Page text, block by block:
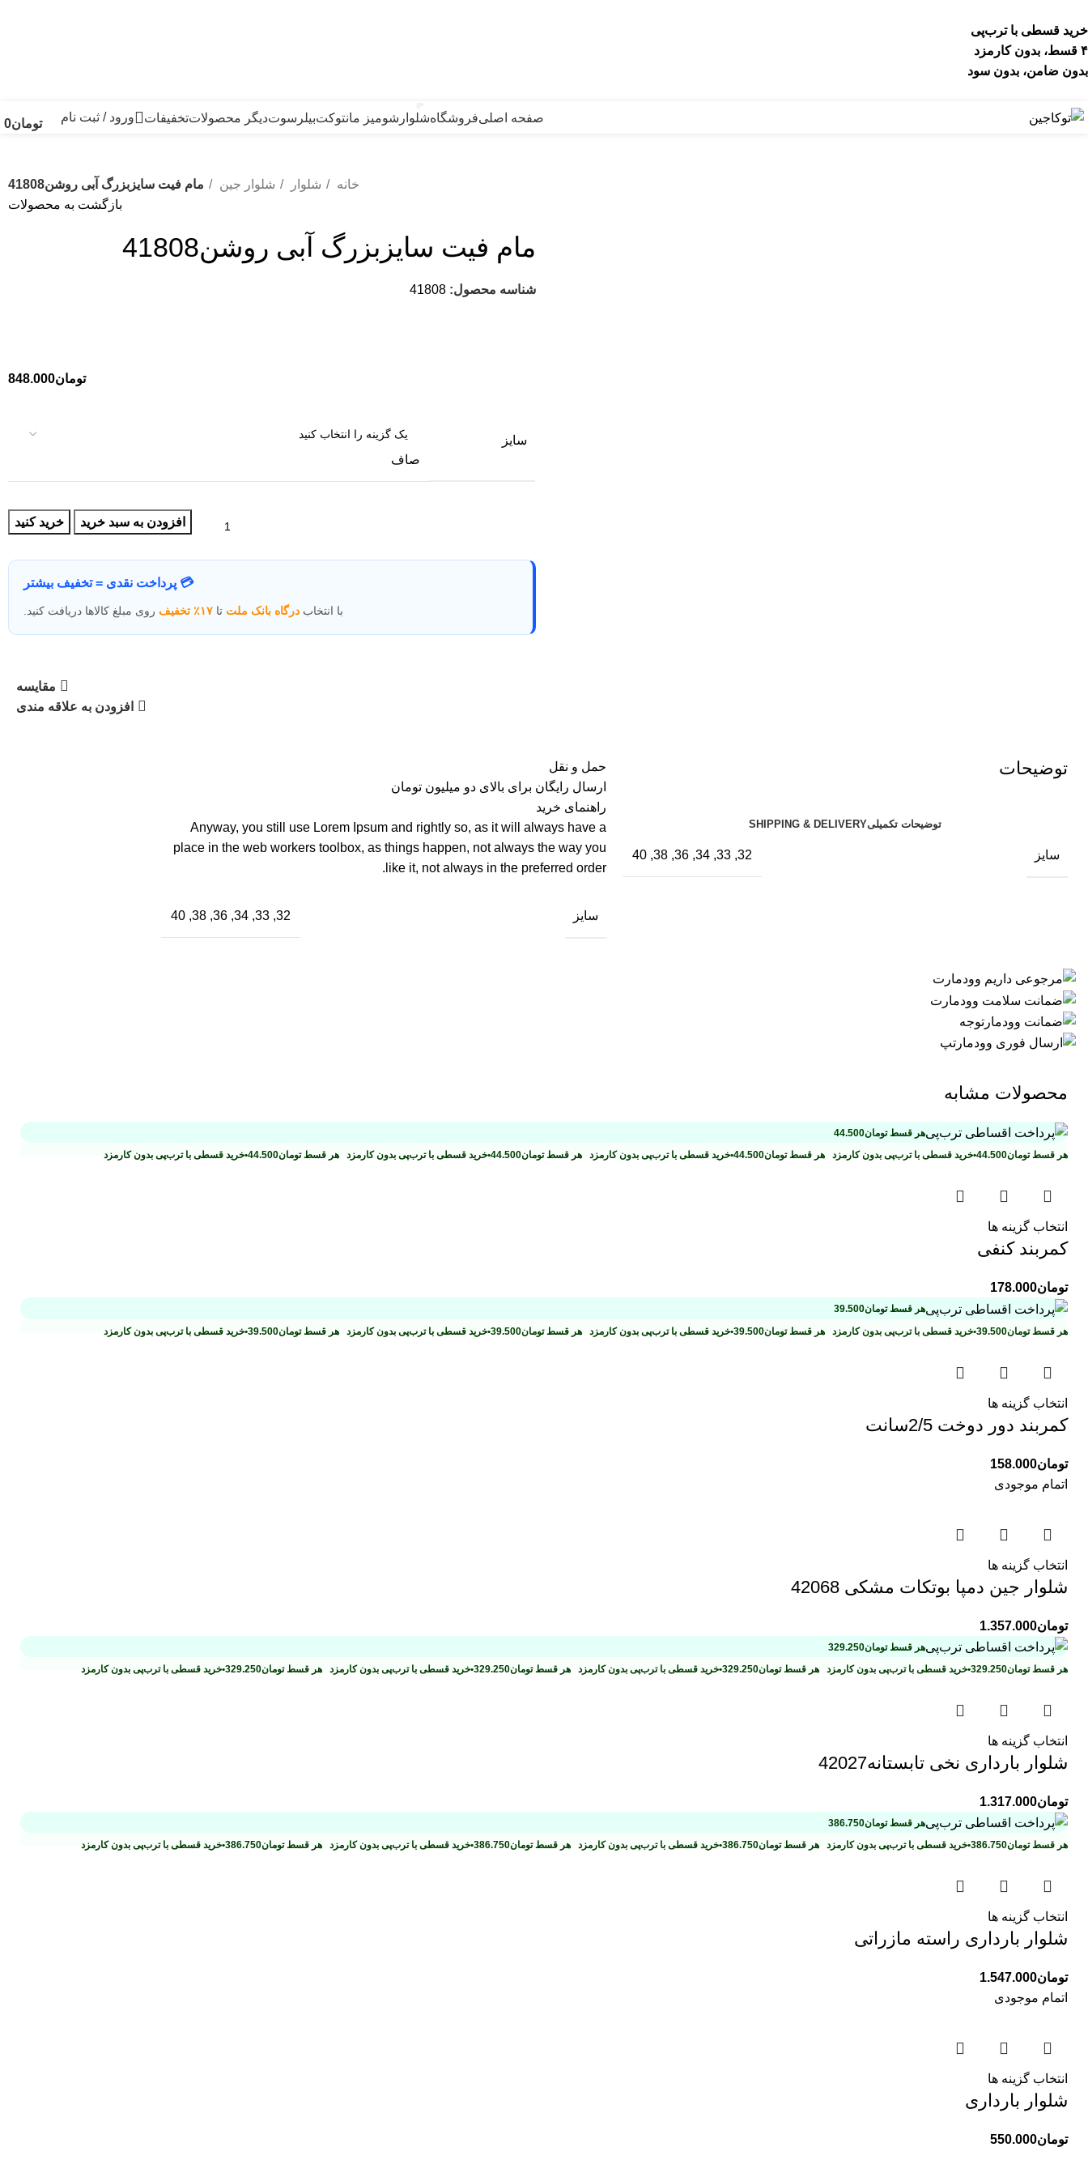
خرید قسطی با ترب‌پی
۴ قسط، بدون کارمزد
بدون ضامن، بدون سود
صفحه اصلیفروشگاهشلوار شومیز مانتوکتبیلرسوتدیگر محصولاتتخفیفات ورود / ثبت نام تومان0
خانه شلوار شلوار جین
مام فیت سایزبزرگ آبی روشن41808
بازگشت به محصولات
مام فیت سایزبزرگ آبی روشن41808
شناسه محصول: 41808
تومان848.000
سایز
صاف
افزودن به سبد خرید خرید کنید
💳 پرداخت نقدی = تخفیف بیشتر
با انتخاب درگاه بانک ملت تا ۱۷٪ تخفیف روی مبلغ کالاها دریافت کنید.
مقایسه
افزودن به علاقه مندی
توضیحات
توضیحات تکمیلیSHIPPING & DELIVERY
سایز 32, 33, 34, 36, 38, 40
حمل و نقل
ارسال رایگان برای بالای دو میلیون تومان
راهنمای خرید
Anyway, you still use Lorem Ipsum and rightly so, as it will always have a
place in the web workers toolbox, as things happen, not always the way you
like it, not always in the preferred order.
سایز 32, 33, 34, 36, 38, 40
محصولات مشابه
هر قسطتومان44.500
هر قسطتومان44.500
•خرید قسطی با ترب‌پی بدون کارمزد هر قسطتومان44.500
•خرید قسطی با ترب‌پی بدون کارمزد هر قسطتومان44.500
•خرید قسطی با ترب‌پی بدون کارمزد هر قسطتومان44.500
•خرید قسطی با ترب‌پی بدون کارمزد
انتخاب گزینه ها
کمربند کنفی
تومان178.000
هر قسطتومان39.500
هر قسطتومان39.500
•خرید قسطی با ترب‌پی بدون کارمزد هر قسطتومان39.500
•خرید قسطی با ترب‌پی بدون کارمزد هر قسطتومان39.500
•خرید قسطی با ترب‌پی بدون کارمزد هر قسطتومان39.500
•خرید قسطی با ترب‌پی بدون کارمزد
انتخاب گزینه ها
کمربند دور دوخت 2/5سانت
تومان158.000
اتمام موجودی
انتخاب گزینه ها
شلوار جین دمپا بوتکات مشکی 42068
تومان1.357.000
هر قسطتومان329.250
هر قسطتومان329.250
•خرید قسطی با ترب‌پی بدون کارمزد هر قسطتومان329.250
•خرید قسطی با ترب‌پی بدون کارمزد هر قسطتومان329.250
•خرید قسطی با ترب‌پی بدون کارمزد هر قسطتومان329.250
•خرید قسطی با ترب‌پی بدون کارمزد
انتخاب گزینه ها
شلوار بارداری نخی تابستانه42027
تومان1.317.000
هر قسطتومان386.750
هر قسطتومان386.750
•خرید قسطی با ترب‌پی بدون کارمزد هر قسطتومان386.750
•خرید قسطی با ترب‌پی بدون کارمزد هر قسطتومان386.750
•خرید قسطی با ترب‌پی بدون کارمزد هر قسطتومان386.750
•خرید قسطی با ترب‌پی بدون کارمزد
انتخاب گزینه ها
شلوار بارداری راسته مازراتی
تومان1.547.000
اتمام موجودی
انتخاب گزینه ها
شلوار بارداری
تومان550.000